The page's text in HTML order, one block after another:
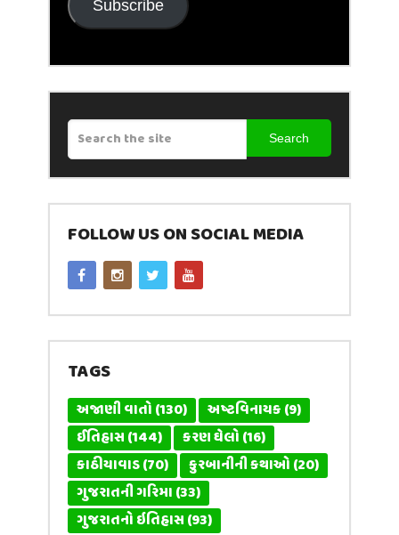
Subscribe
Search
FOLLOW US ON SOCIAL MEDIA
TAGS
અજાણી વાતો(130) અષ્ટવિનાયક(9)
ઈતિહાસ(144) કરણ ઘેલો(16)
કાઠીયાવાડ(70) કુરબાનીની કથાઓ(20)
ગુજરાતની ગરિમા(33)
ગુજરાતનો ઇતિહાસ(93)